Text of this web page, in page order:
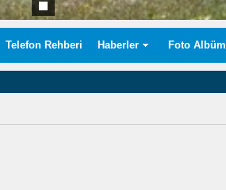
Telefon Rehberi Haberler Foto Albüm